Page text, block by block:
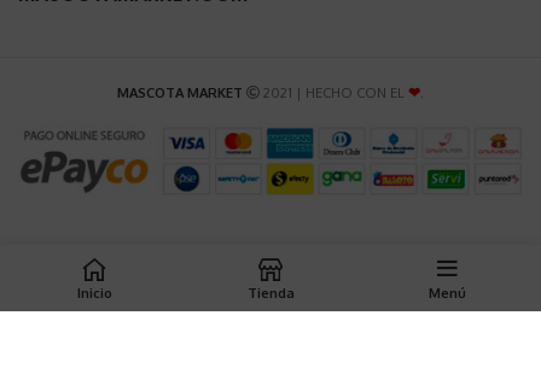
MASCOTA MARKET 2021 | HECHO CON EL ❤
Inicio Tienda Menú